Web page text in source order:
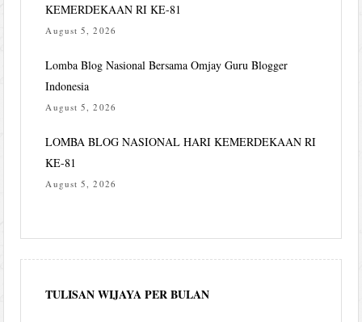
KEMERDEKAAN RI KE-81
August 5, 2026
Lomba Blog Nasional Bersama Omjay Guru Blogger
Indonesia
August 5, 2026
LOMBA BLOG NASIONAL HARI KEMERDEKAAN RI
KE-81
August 5, 2026
TULISAN WIJAYA PER BULAN